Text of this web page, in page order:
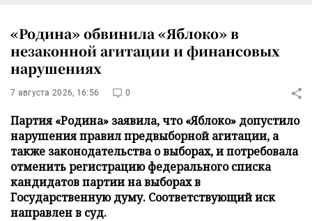
«Родина» обвинила «Яблоко» в
незаконной агитации и финансовых
нарушениях
7 августа 2026, 16:56 0
Партия «Родина» заявила, что «Яблоко» допустило
нарушения правил предвыборной агитации, а
также законодательства о выборах, и потребовала
отменить регистрацию федерального списка
кандидатов партии на выборах в
Государственную думу. Соответствующий иск
направлен в суд.